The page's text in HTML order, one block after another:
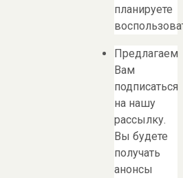
планируете
Предлагаем
Вам
подписаться
на нашу
рассылку.
Вы будете
получать
анонсы